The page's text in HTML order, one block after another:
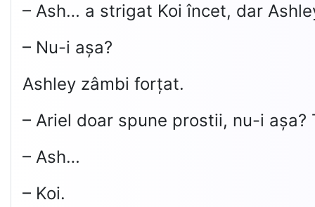
– Ash… a strigat Koi încet, dar
– Nu-i așa?
Ashley zâmbi forțat.
– Ariel doar spune prostii, nu-i așa?
– Ash…
– Koi.